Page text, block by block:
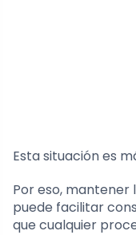
Esta situación es
Por eso,
puede facilitar
que cualquier